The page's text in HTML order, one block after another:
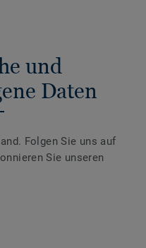
und
Daten
Folgen Sie uns auf
Sie unseren